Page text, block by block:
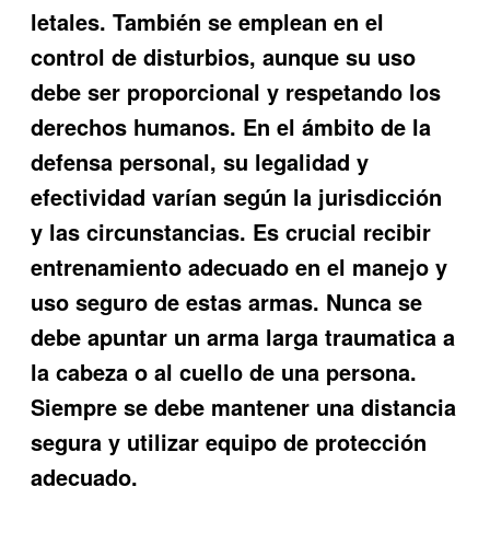
letales. También se emplean en el
control de disturbios, aunque su uso
debe ser proporcional y respetando los
derechos humanos. En el ámbito de la
defensa personal, su legalidad y
efectividad varían según la jurisdicción
y las circunstancias. Es crucial recibir
entrenamiento adecuado en el manejo y
uso seguro de estas armas. Nunca se
debe apuntar un arma larga traumatica a
la cabeza o al cuello de una persona.
Siempre se debe mantener una distancia
segura y utilizar equipo de protección
adecuado.